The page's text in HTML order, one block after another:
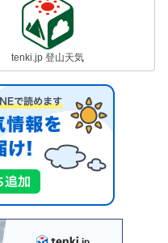
tenki.jp 登山天気